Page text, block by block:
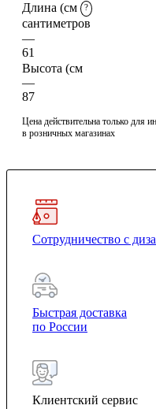
Длина (см
?
сантиметров
—
61
Высота (см
—
87
Цена действительна только для
в розничных магазинах
Сотрудничество с
Быстрая доставка
по России
Клиентский сервис